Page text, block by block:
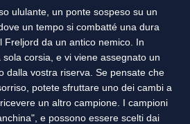
ululante, un ponte sospeso su un
un tempo si combatté una dura
Freljord da un antico nemico. In
corsia, e vi viene assegnato un
dalla vostra riserva. Se pensate che
potete sfruttare uno dei cambi a
un altro campione. I campioni
e possono essere scelti dai